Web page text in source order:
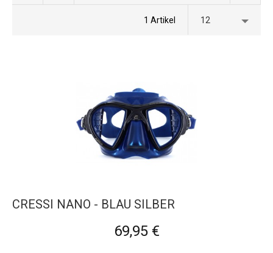
1 Artikel 12
CRESSI NANO - BLAU SILBER
69,95 €